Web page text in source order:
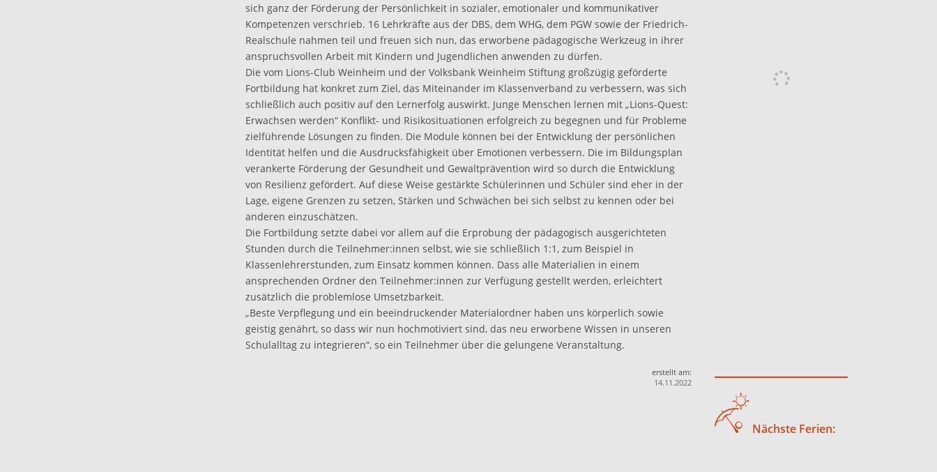
sich ganz der Förderung der Persönlichkeit in sozialer, emotionaler und kommunikativer
Kompetenzen verschrieb. 16 Lehrkräfte aus der DBS, dem WHG, dem PGW sowie der Friedrich-
Realschule nahmen teil und freuen sich nun, das erworbene pädagogische Werkzeug in ihrer
anspruchsvollen Arbeit mit Kindern und Jugendlichen anwenden zu dürfen.
Die vom Lions-Club Weinheim und der Volksbank Weinheim Stiftung großzügig geförderte
Fortbildung hat konkret zum Ziel, das Miteinander im Klassenverband zu verbessern, was sich
schließlich auch positiv auf den Lernerfolg auswirkt. Junge Menschen lernen mit „Lions-Quest:
Erwachsen werden“ Konflikt- und Risikosituationen erfolgreich zu begegnen und für Probleme
zielführende Lösungen zu finden. Die Module können bei der Entwicklung der persönlichen
Identität helfen und die Ausdrucksfähigkeit über Emotionen verbessern. Die im Bildungsplan
verankerte Förderung der Gesundheit und Gewaltprävention wird so durch die Entwicklung
von Resilienz gefördert. Auf diese Weise gestärkte Schülerinnen und Schüler sind eher in der
Lage, eigene Grenzen zu setzen, Stärken und Schwächen bei sich selbst zu kennen oder bei
anderen einzuschätzen.
Die Fortbildung setzte dabei vor allem auf die Erprobung der pädagogisch ausgerichteten
Stunden durch die Teilnehmer:innen selbst, wie sie schließlich 1:1, zum Beispiel in
Klassenlehrerstunden, zum Einsatz kommen können. Dass alle Materialien in einem
ansprechenden Ordner den Teilnehmer:innen zur Verfügung gestellt werden, erleichtert
zusätzlich die problemlose Umsetzbarkeit.
„Beste Verpflegung und ein beeindruckender Materialordner haben uns körperlich sowie
geistig genährt, so dass wir nun hochmotiviert sind, das neu erworbene Wissen in unseren
Schulalltag zu integrieren“, so ein Teilnehmer über die gelungene Veranstaltung.
erstellt am:
14.11.2022
Nächste Ferien: